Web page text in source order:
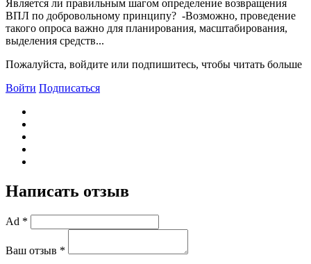
Является ли правильным шагом определение возвращения
ВПЛ по добровольному принципу? -Возможно, проведение
такого опроса важно для планирования, масштабирования,
выделения средств...
Пожалуйста, войдите или подпишитесь, чтобы читать больше
Войти Подписаться
Написать отзыв
Ad *
Ваш отзыв *